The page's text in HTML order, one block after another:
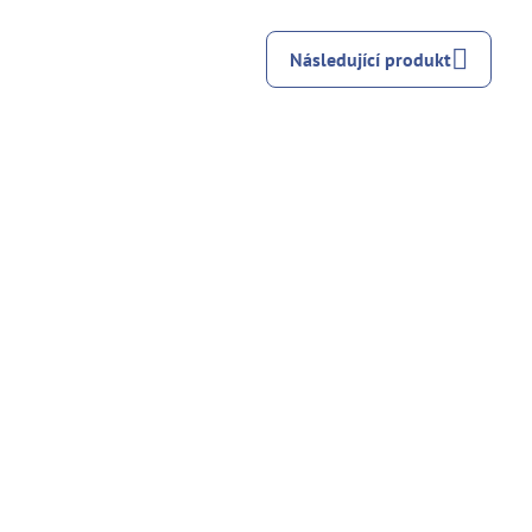
Následující produkt